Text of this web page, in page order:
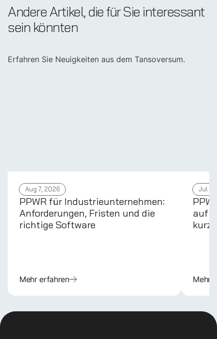
Andere Artikel, die für Sie interessant
sein könnten
Erfahren Sie Neuigkeiten aus dem Tansoversum.
Aug 7, 2026
PPWR für Industrieunternehmen:
Anforderungen, Fristen und die
richtige Software
Mehr erfahren
Jul
auf
kurz
Mehr